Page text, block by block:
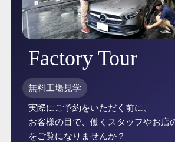
Factory Tour
無料工場見学
実際にご予約をいただく前に、
お客様の目で、働くスタッフやお店
をご覧になりませんか？